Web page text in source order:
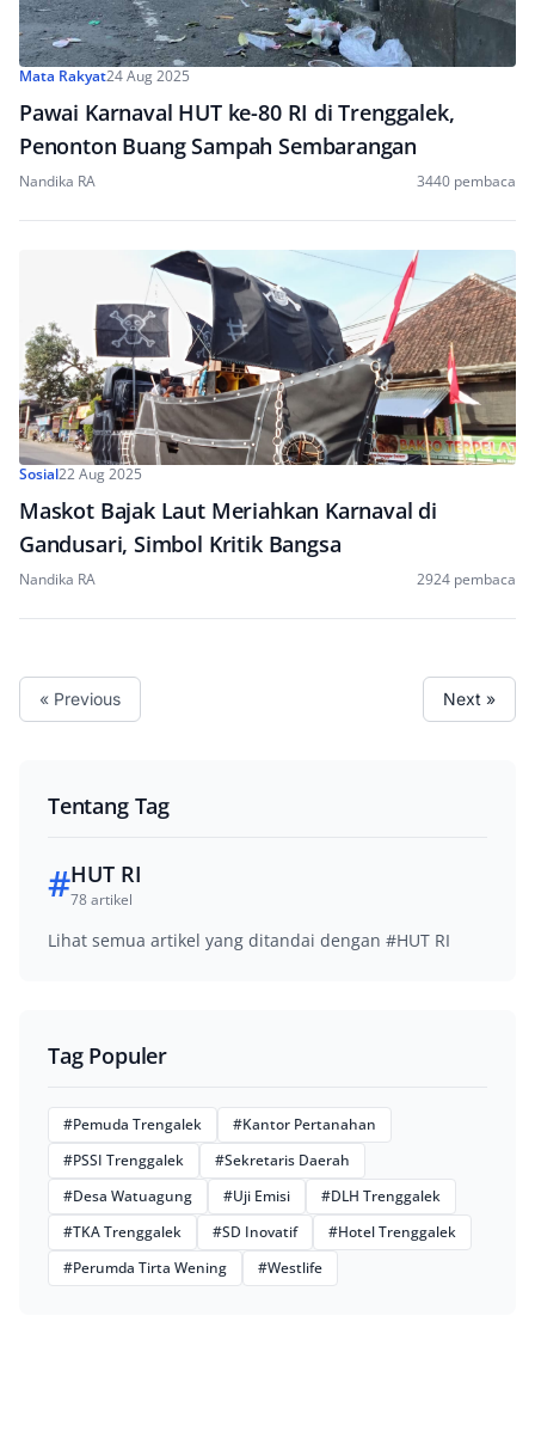
Mata Rakyat24 Aug 2025
Pawai Karnaval HUT ke-80 RI di Trenggalek,
Penonton Buang Sampah Sembarangan
Nandika RA 3440 pembaca
Sosial22 Aug 2025
Maskot Bajak Laut Meriahkan Karnaval di
Gandusari, Simbol Kritik Bangsa
Nandika RA 2924 pembaca
« Previous Next »
Tentang Tag
#HUT RI
78 artikel
Lihat semua artikel yang ditandai dengan #HUT RI
Tag Populer
#Pemuda Trengalek
#Kantor Pertanahan
#PSSI Trenggalek
#Sekretaris Daerah
#Desa Watuagung
#Uji Emisi
#DLH Trenggalek
#TKA Trenggalek
#SD Inovatif
#Hotel Trenggalek
#Perumda Tirta Wening
#Westlife